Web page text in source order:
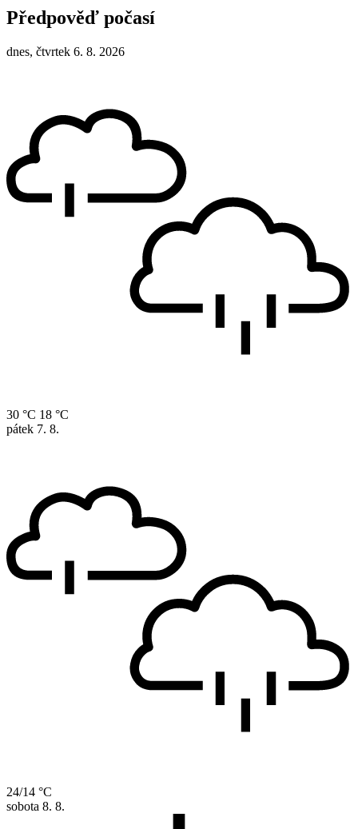
Předpověď počasí
dnes, čtvrtek 6. 8. 2026
30 °C 18 °C
pátek 7. 8.
24/14 °C
sobota 8. 8.